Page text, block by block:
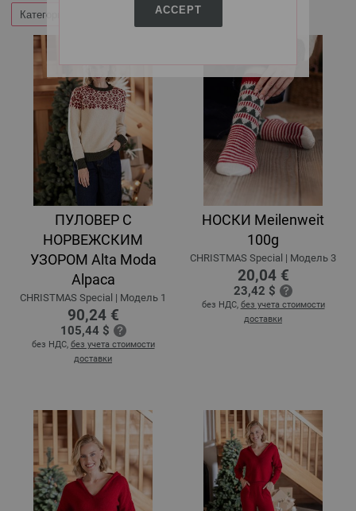
ACCEPT
Категории Фильтр по
ПУЛОВЕР С
НОРВЕЖСКИМ
УЗОРОМ Alta Moda
Alpaca
CHRISTMAS Special | Модель 1
90,24 €
105,44 $
без НДС, без учета стоимости
доставки
НОСКИ Meilenweit
100g
CHRISTMAS Special | Модель 3
20,04 €
23,42 $
без НДС, без учета стоимости
доставки